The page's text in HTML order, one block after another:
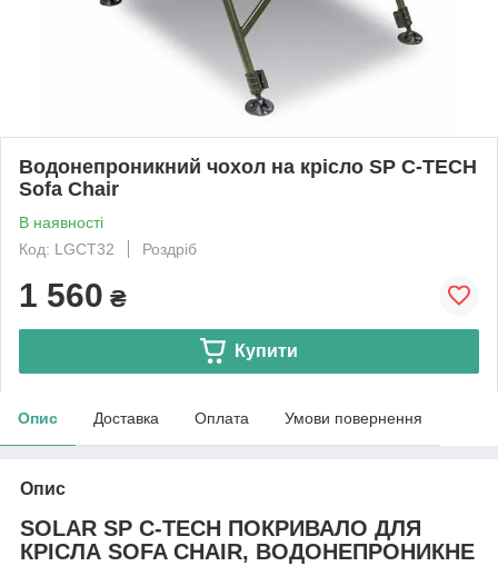
Водонепроникний чохол на крісло SP C-TECH
Sofa Chair
В наявності
Код: LGCT32
Роздріб
1 560 ₴
Купити
Опис Доставка Оплата Умови повернення
Опис
SOLAR SP C-TECH ПОКРИВАЛО ДЛЯ
КРІСЛА SOFA CHAIR, ВОДОНЕПРОНИКНЕ